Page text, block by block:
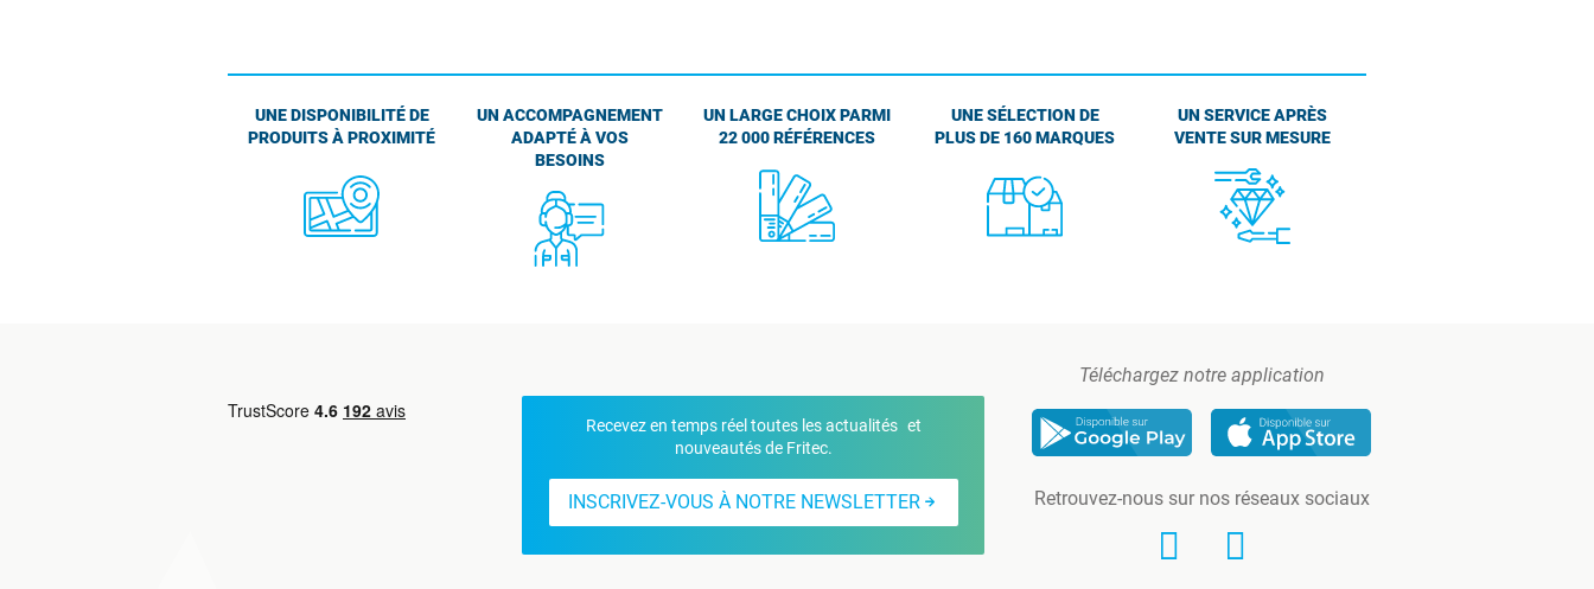
UNE DISPONIBILITÉ DE
PRODUITS À PROXIMITÉ
UN ACCOMPAGNEMENT
ADAPTÉ À VOS
BESOINS
UN LARGE CHOIX PARMI
22 000 RÉFÉRENCES
UNE SÉLECTION DE
PLUS DE 160 MARQUES
UN SERVICE APRÈS
VENTE SUR MESURE
Recevez en temps réel toutes les actualités et
nouveautés de Fritec.
INSCRIVEZ-VOUS À NOTRE NEWSLETTER
Téléchargez notre application
Retrouvez-nous sur nos réseaux sociaux